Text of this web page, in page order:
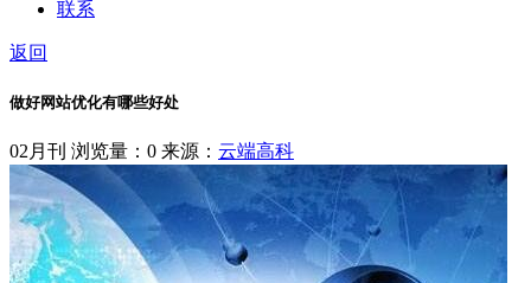
联系
返回
做好网站优化有哪些好处
02月刊 浏览量：0 来源： 云端高科